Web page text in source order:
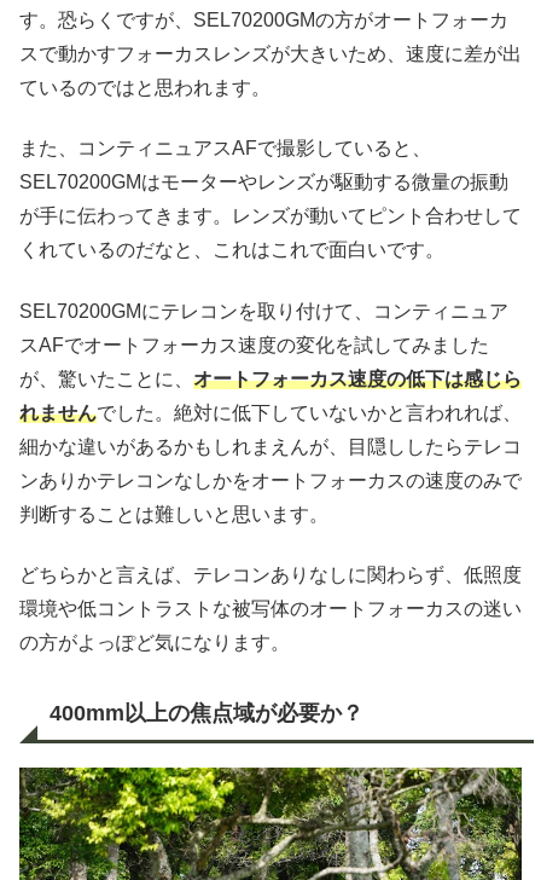
す。恐らくですが、SEL70200GMの方がオートフォーカ
スで動かすフォーカスレンズが大きいため、速度に差が出
ているのではと思われます。
また、コンティニュアスAFで撮影していると、
SEL70200GMはモーターやレンズが駆動する微量の振動
が手に伝わってきます。レンズが動いてピント合わせして
くれているのだなと、これはこれで面白いです。
SEL70200GMにテレコンを取り付けて、コンティニュア
スAFでオートフォーカス速度の変化を試してみました
が、驚いたことに、 オートフォーカス速度の低下は感じら
れませんでした。絶対に低下していないかと言われれば、
細かな違いがあるかもしれまえんが、目隠ししたらテレコ
ンありかテレコンなしかをオートフォーカスの速度のみで
判断することは難しいと思います。
どちらかと言えば、テレコンありなしに関わらず、低照度
環境や低コントラストな被写体のオートフォーカスの迷い
の方がよっぽど気になります。
400mm以上の焦点域が必要か？